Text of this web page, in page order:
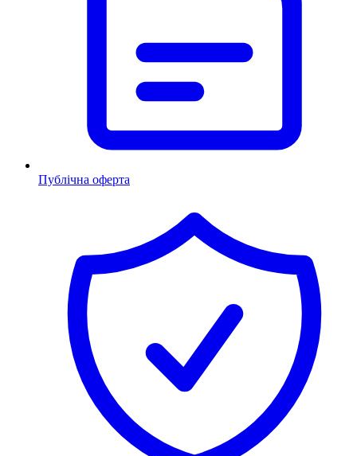
Публічна оферта